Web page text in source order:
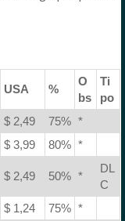
USA %
O
bs
Ti
po
$ 2,49 75% *
$ 3,99 80% *
$ 2,49 50% *
DL
C
$ 1,24 75% *